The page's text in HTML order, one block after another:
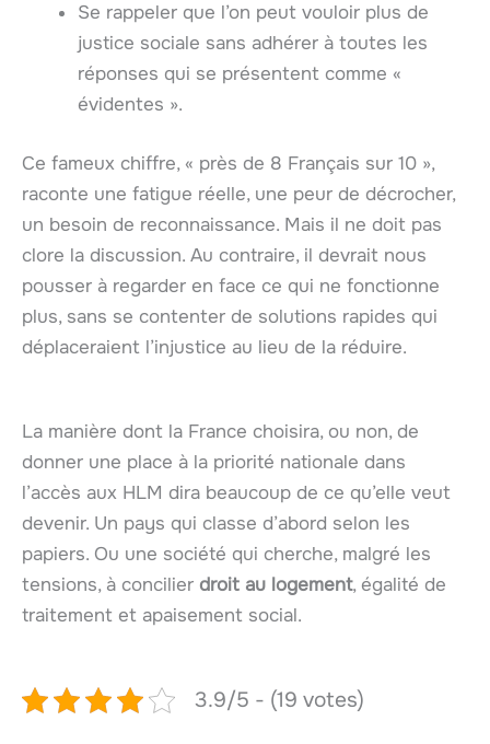
Se rappeler que l’on peut vouloir plus de
justice sociale sans adhérer à toutes les
réponses qui se présentent comme «
évidentes ».
Ce fameux chiffre, « près de 8 Français sur 10 »,
raconte une fatigue réelle, une peur de décrocher,
un besoin de reconnaissance. Mais il ne doit pas
clore la discussion. Au contraire, il devrait nous
pousser à regarder en face ce qui ne fonctionne
plus, sans se contenter de solutions rapides qui
déplaceraient l’injustice au lieu de la réduire.
La manière dont la France choisira, ou non, de
donner une place à la priorité nationale dans
l’accès aux HLM dira beaucoup de ce qu’elle veut
devenir. Un pays qui classe d’abord selon les
papiers. Ou une société qui cherche, malgré les
tensions, à concilier droit au logement, égalité de
traitement et apaisement social.
3.9/5 - (19 votes)